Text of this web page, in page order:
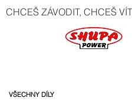
CHCEŠ ZÁVODIT, CHCEŠ
VŠECHNY DÍLY